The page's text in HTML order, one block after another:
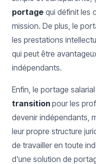
portage qui définit les
mission. De plus, le
les prestations
qui peut être
indépendants.
Enfin, le portage
transition pour les
devenir indépendants,
leur propre structure
de travailler en toute
d'une solution de